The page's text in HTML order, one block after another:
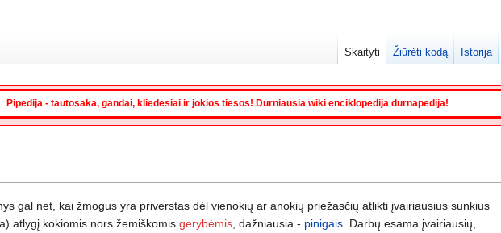
Pipedija - tautosaka, gandai, kliedesiai ir jokios tiesos! Durniausia wiki enciklopedija durnapedija!
gal net, kai žmogus yra priverstas dėl vienokių ar anokių priežasčių atlikti įvairiausius sunkius
atlygį kokiomis nors žemiškomis gerybėmis , dažniausia - pinigais . Darbų esama įvairiausių,
Skaityti Žiūrėti kodą Istorija